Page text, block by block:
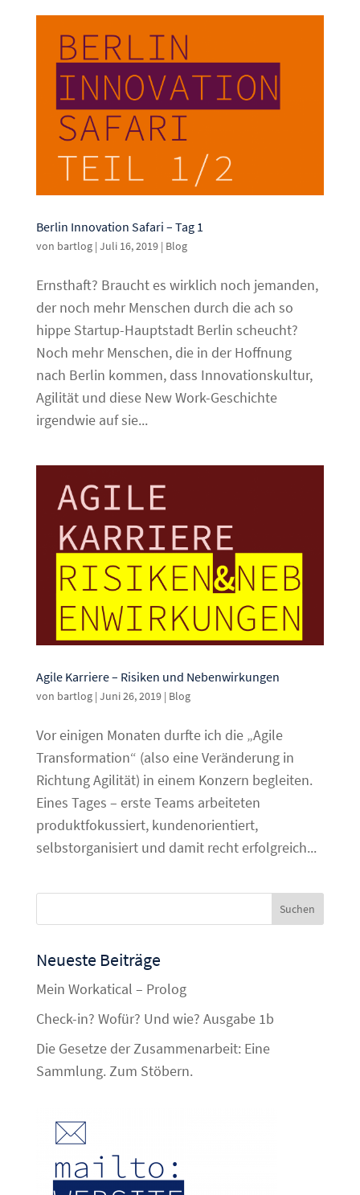
Berlin Innovation Safari – Tag 1
von bartlog| Juli 16, 2019| Blog
Ernsthaft? Braucht es wirklich noch jemanden,
der noch mehr Menschen durch die ach so
hippe Startup-Hauptstadt Berlin scheucht?
Noch mehr Menschen, die in der Hoffnung
nach Berlin kommen, dass Innovationskultur,
Agilität und diese New Work-Geschichte
irgendwie auf sie...
Agile Karriere – Risiken und Nebenwirkungen
von bartlog| Juni 26, 2019| Blog
Vor einigen Monaten durfte ich die „Agile
Transformation“ (also eine Veränderung in
Richtung Agilität) in einem Konzern begleiten.
Eines Tages – erste Teams arbeiteten
produktfokussiert, kundenorientiert,
selbstorganisiert und damit recht erfolgreich...
Neueste Beiträge
Mein Workatical – Prolog
Check-in? Wofür? Und wie? Ausgabe 1b
Die Gesetze der Zusammenarbeit: Eine
Sammlung. Zum Stöbern.